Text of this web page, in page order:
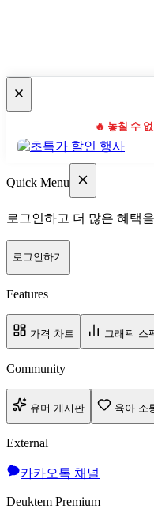
🔥 놓칠 수
Quick Menu
로그인하고 더 많은 혜택
로그인하기
Features
가격 차트 그래픽 스
Community
유머 게시판 육아 소
External
카카오톡 채널
Deuktem Premium